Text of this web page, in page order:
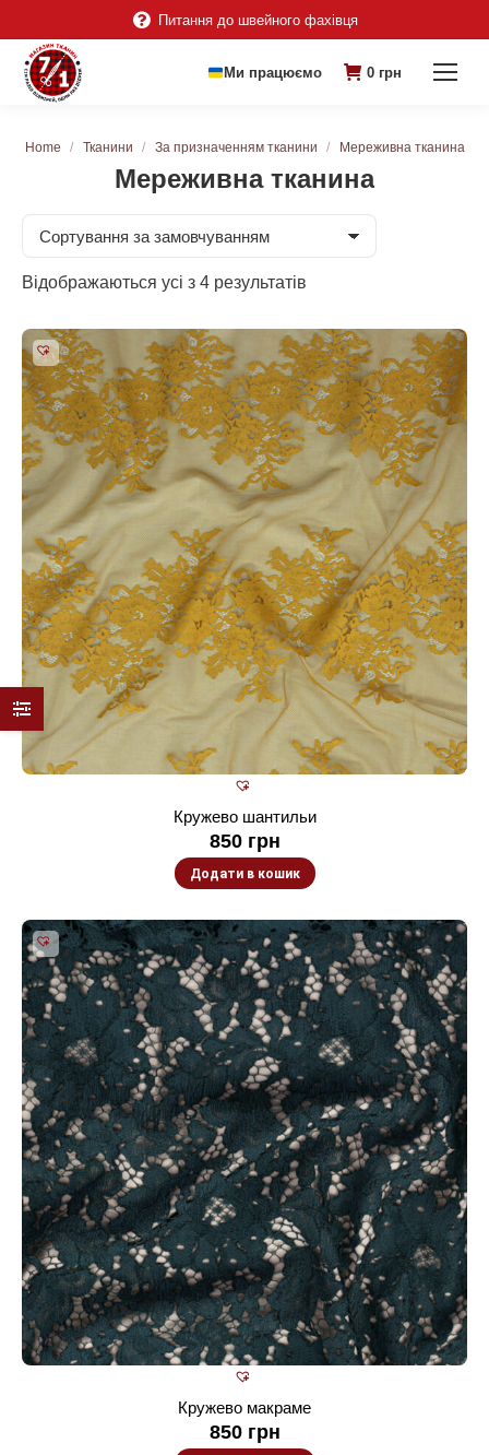
Питання до швейного фахівця
Ми працюємо 0 грн
Мереживна тканина
You are here:
Home Тканини За призначенням тканини Мереживна тканина
Відображаються усі з 4 результатів
Кружево шантильи
850 грн
Додати в кошик
Кружево макраме
850 грн